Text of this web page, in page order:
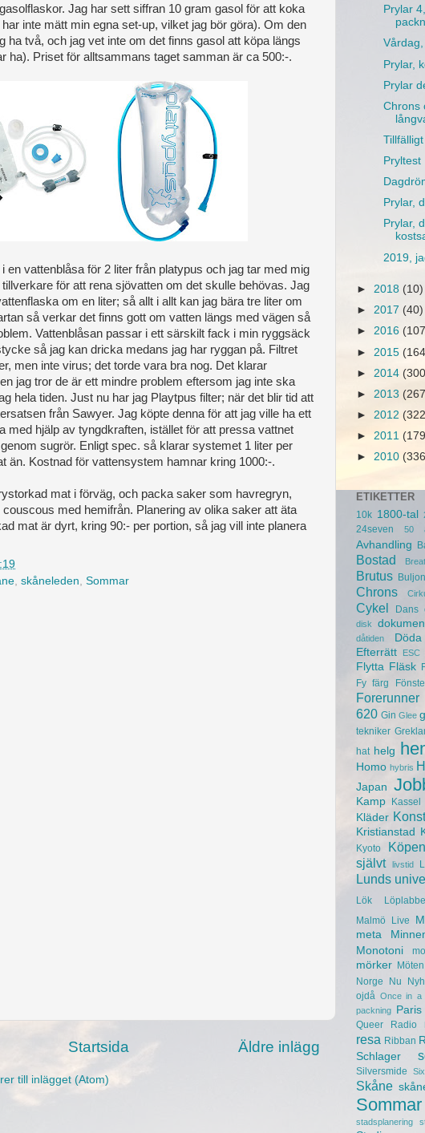
Jag har sett siffran 10 gram gasol för att koka
inte mätt min egna set-up, vilket jag bör göra). Om den
ha två, och jag vet inte om det finns gasol att köpa längs
ha). Priset för alltsammans taget samman är ca 500:-.
en vattenblåsa för 2 liter från platypus och jag tar med mig
för att rena sjövatten om det skulle behövas. Jag
om en liter; så allt i allt kan jag bära tre liter om
så verkar det finns gott om vatten längs med vägen så
Vattenblåsan passar i ett särskilt fack i min ryggsäck
så jag kan dricka medans jag har ryggan på. Filtret
men inte virus; det torde vara bra nog. Det klarar
jag tror de är ett mindre problem eftersom jag inte ska
hela tiden. Just nu har jag Playtpus filter; när det blir tid att
från Sawyer. Jag köpte denna för att jag ville ha ett
med hjälp av tyngdkraften, istället för att pressa vattnet
sugrör. Enligt spec. så klarar systemet 1 liter per
än. Kostnad för vattensystem hamnar kring 1000:-.
mat i förväg, och packa saker som havregryn,
med hemifrån. Planering av olika saker att äta
mat är dyrt, kring 90:- per portion, så jag vill inte planera
skåneleden Sommar
Äldre inlägg
Startsida
till inlägget (Atom)
Prylar
Prylar,
Prylar
Chrons
Pryltest
Prylar,
Prylar,
2019,
► 2018 (10)
► 2017 (40)
► 2016
► 2015
► 2014
► 2013
► 2012
► 2011
► 2010
ETIKETTER
10k 1800-tal
24seven 50
Avhandling
Bostad
Brutus
Chrons
Cykel Dans
disk
dåtiden
Efterrätt ESC
Flytta Fläsk
Fy färg
620 Gin Glee
tekniker
hat helg
Homo hybris
Japan
Kamp Kassel
Kläder Konst
Kristianstad
Kyoto
självt
livstid
Lunds
Lök
Malmö Live
meta
Monotoni
mörker Möten
Norge Nu
ojdå Once in a
packning Paris
Queer Radio
resa Ribban
Schlager
Silversmide
Skåne
Sommar
stadsplanering